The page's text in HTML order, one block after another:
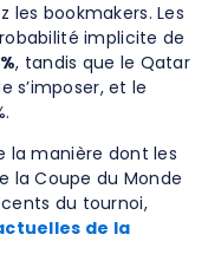
les bookmakers. Les
implicite de
, tandis que le Qatar
s’imposer, et le
la manière dont les
la Coupe du Monde
du tournoi,
de la